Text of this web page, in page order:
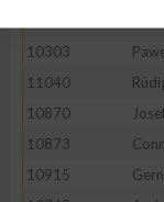
10303
11040
10870
10873
10915
Erstellung von
Verwendung von